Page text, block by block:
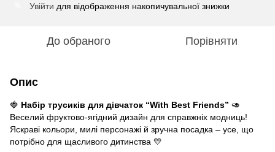
Увійти для відображення накопичувальної знижки
До обраного Порівняти
Опис
🍓 Набір трусиків для дівчаток “With Best Friends” 🥑
Веселий фруктово-ягідний дизайн для справжніх модниць!
Яскраві кольори, милі персонажі й зручна посадка – усе, що
потрібно для щасливого дитинства 💛